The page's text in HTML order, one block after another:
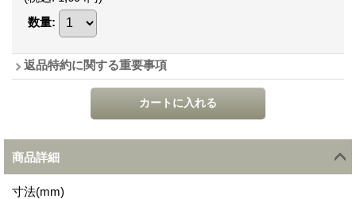
数量:
返品特約に関する重要事項
商品詳細
寸法(mm)